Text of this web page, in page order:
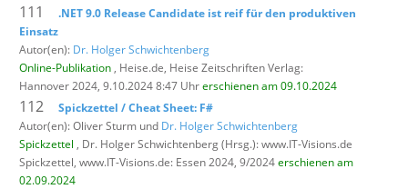
111
.NET 9.0 Release Candidate ist reif für den produktiven
Einsatz
Autor(en): Dr. Holger Schwichtenberg
Online-Publikation , Heise.de, Heise Zeitschriften Verlag:
Hannover 2024, 9.10.2024 8:47 Uhrerschienen am 09.10.2024
112
Spickzettel / Cheat Sheet: F#
Autor(en): Oliver Sturm und Dr. Holger Schwichtenberg
Spickzettel , Dr. Holger Schwichtenberg (Hrsg.): www.IT-Visions.de
Spickzettel, www.IT-Visions.de: Essen 2024, 9/2024erschienen am
02.09.2024